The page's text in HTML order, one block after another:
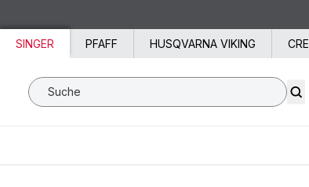
SINGER PFAFF HUSQVARNA VIKING
Suche SVP Worldwide